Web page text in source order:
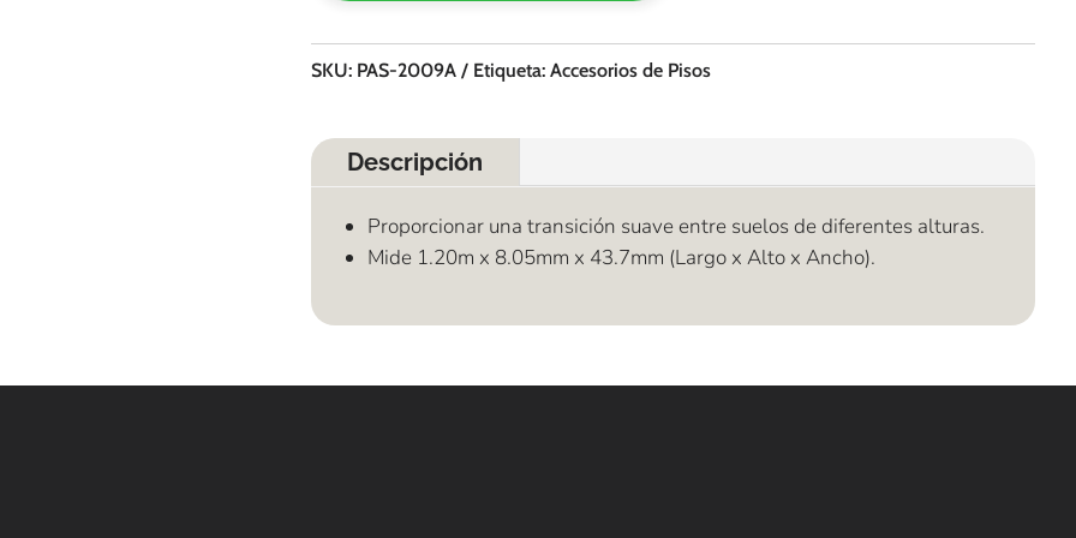
SKU: PAS-2009A Etiqueta:Accesorios de Pisos
Descripción
Proporcionar una transición suave entre suelos de diferentes alturas.
Mide 1.20m x 8.05mm x 43.7mm (Largo x Alto x Ancho).